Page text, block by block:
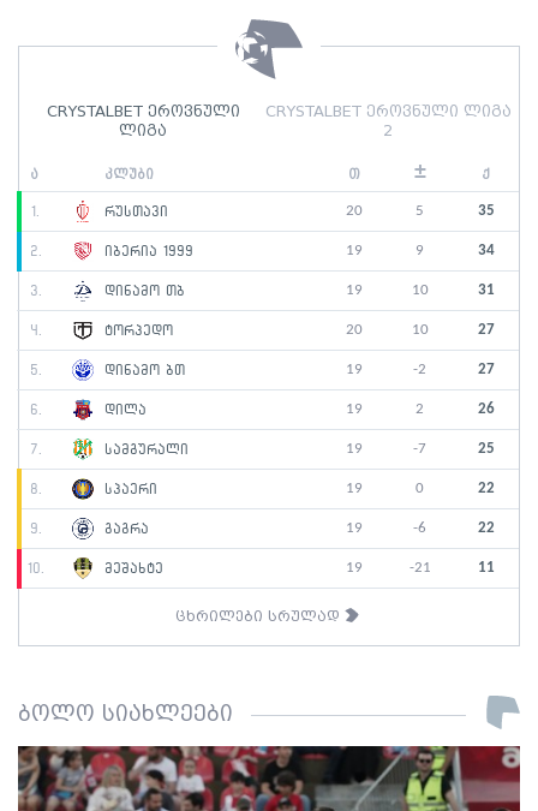
CRYSTALBET ეროვნული
ლიგა
CRYSTALBET ეროვნული ლიგა
2
ა კლუბი თ ± ქ
1. რუსთავი 20 5 35
2. იბერია 1999 19 9 34
3. დინამო თბ 19 10 31
4. ტორპედო 20 10 27
5. დინამო ბთ 19 -2 27
6. დილა 19 2 26
7. სამგურალი 19 -7 25
8. სპაერი 19 0 22
9. გაგრა 19 -6 22
10. მეშახტე 19 -21 11
ცხრილები სრულად
ბოლო სიახლეები